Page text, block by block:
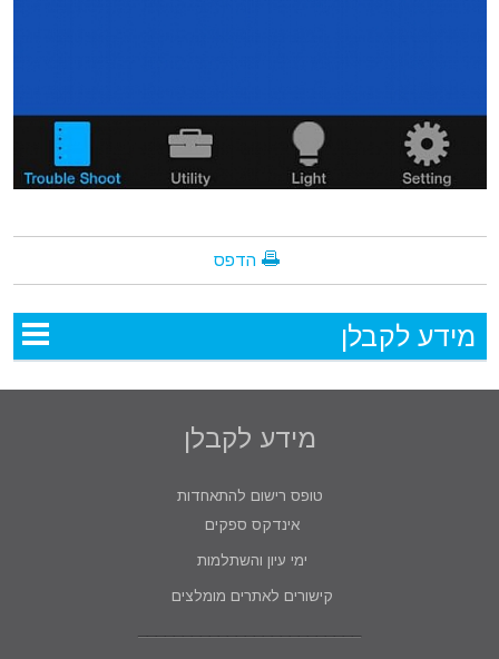
הדפס
מידע לקבלן
מידע לקבלן
טופס רישום להתאחדות
אינדקס ספקים
ימי עיון והשתלמות
קישורים לאתרים מומלצים